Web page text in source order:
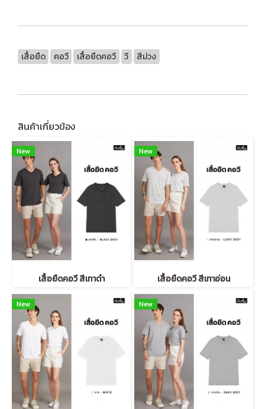
เสื้อยืด คอวี เสื้อยืดคอวี วี สีม่วง
สินค้าเกี่ยวข้อง
New
เสื้อยืดคอวี สีเทาดำ
New
เสื้อยืดคอวี สีเทาอ่อน
New New